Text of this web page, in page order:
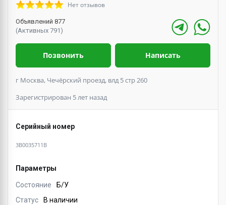
Нет отзывов
Объявлений 877
(Активных 791)
Позвонить Написать
г Москва, Чечёрский проезд, влд 5 стр 260
Зарегистрирован 5 лет назад
Серийный номер
3B0035711B
Параметры
Состояние
Б/У
Статус
В наличии